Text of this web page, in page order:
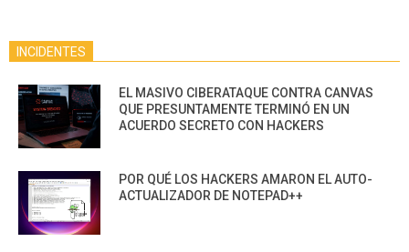
INCIDENTES
EL MASIVO CIBERATAQUE CONTRA CANVAS
QUE PRESUNTAMENTE TERMINÓ EN UN
ACUERDO SECRETO CON HACKERS
POR QUÉ LOS HACKERS AMARON EL AUTO-
ACTUALIZADOR DE NOTEPAD++